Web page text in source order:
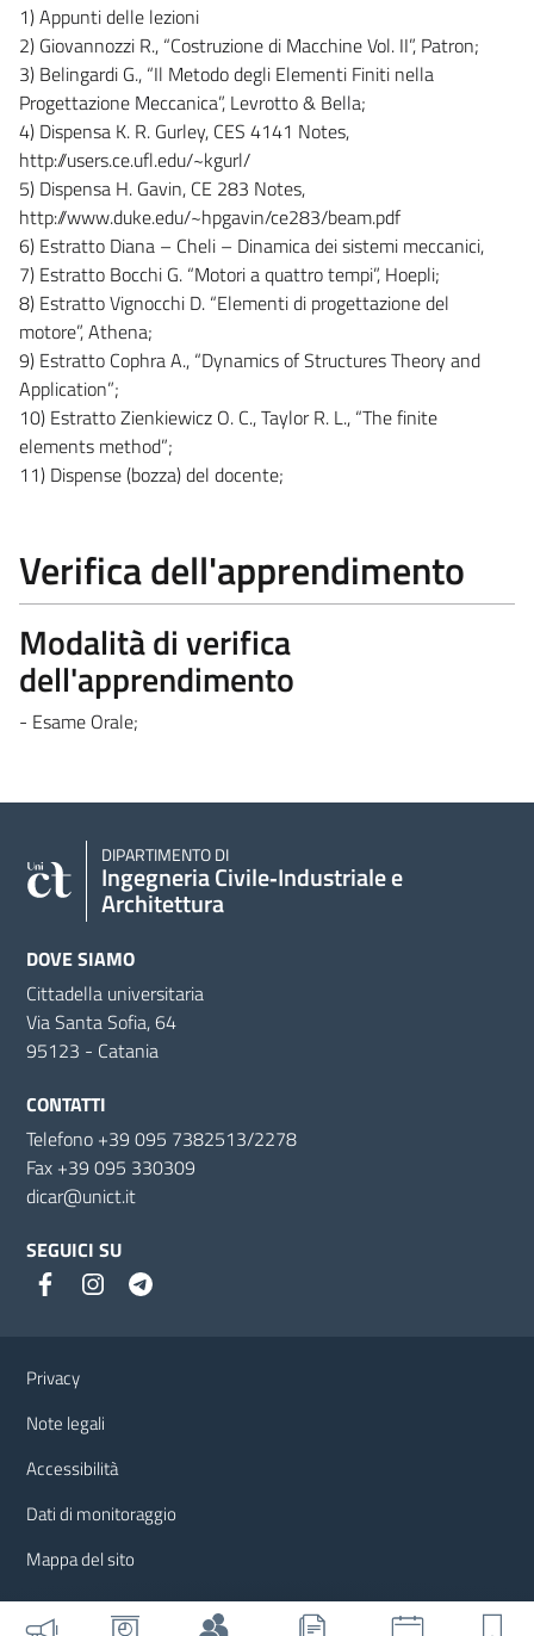
1) Appunti delle lezioni
2) Giovannozzi R., “Costruzione di Macchine Vol. II”, Patron;
3) Belingardi G., “Il Metodo degli Elementi Finiti nella
Progettazione Meccanica”, Levrotto & Bella;
4) Dispensa K. R. Gurley, CES 4141 Notes,
http://users.ce.ufl.edu/~kgurl/
5) Dispensa H. Gavin, CE 283 Notes,
http://www.duke.edu/~hpgavin/ce283/beam.pdf
6) Estratto Diana – Cheli – Dinamica dei sistemi meccanici,
7) Estratto Bocchi G. “Motori a quattro tempi”, Hoepli;
8) Estratto Vignocchi D. “Elementi di progettazione del
motore”, Athena;
9) Estratto Cophra A., “Dynamics of Structures Theory and
Application”;
10) Estratto Zienkiewicz O. C., Taylor R. L., “The finite
elements method”;
11) Dispense (bozza) del docente;
Verifica dell'apprendimento
Modalità di verifica
dell'apprendimento
- Esame Orale;
DIPARTIMENTO DI
Ingegneria Civile‑Industriale e
Architettura
DOVE SIAMO
Cittadella universitaria
Via Santa Sofia, 64
95123 - Catania
CONTATTI
Telefono +39 095 7382513/2278
Fax +39 095 330309
dicar@unict.it
SEGUICI SU
Privacy
Note legali
Accessibilità
Dati di monitoraggio
Mappa del sito